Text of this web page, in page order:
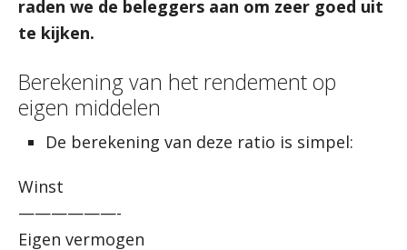
raden we de beleggers aan om zeer goed uit
te kijken.
Berekening van het rendement op
eigen middelen
De berekening van deze ratio is simpel:
Winst
——————-
Eigen vermogen